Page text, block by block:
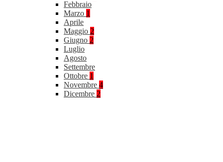
Febbraio
Marzo 1
Aprile
Maggio 2
Giugno 2
Luglio
Agosto
Settembre
Ottobre 1
Novembre 4
Dicembre 2